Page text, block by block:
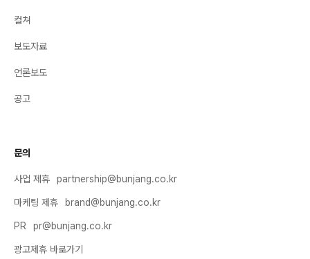
컬쳐
보도자료
언론보도
공고
문의
사업 제휴 partnership@bunjang.co.kr
마케팅 제휴 brand@bunjang.co.kr
PR pr@bunjang.co.kr
광고제휴 바로가기